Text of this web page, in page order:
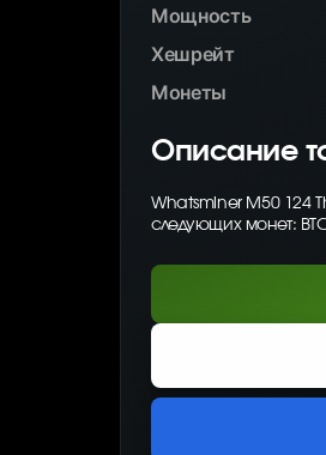
Мощность
Хешрейт
Монеты
Описание
Whatsminer M50 124
следующих монет: